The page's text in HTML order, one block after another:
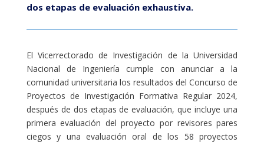
dos etapas de evaluación exhaustiva.
El Vicerrectorado de Investigación de la Universidad
Nacional de Ingeniería cumple con anunciar a la
comunidad universitaria los resultados del Concurso de
Proyectos de Investigación Formativa Regular 2024,
después de dos etapas de evaluación, que incluye una
primera evaluación del proyecto por revisores pares
ciegos y una evaluación oral de los 58 proyectos